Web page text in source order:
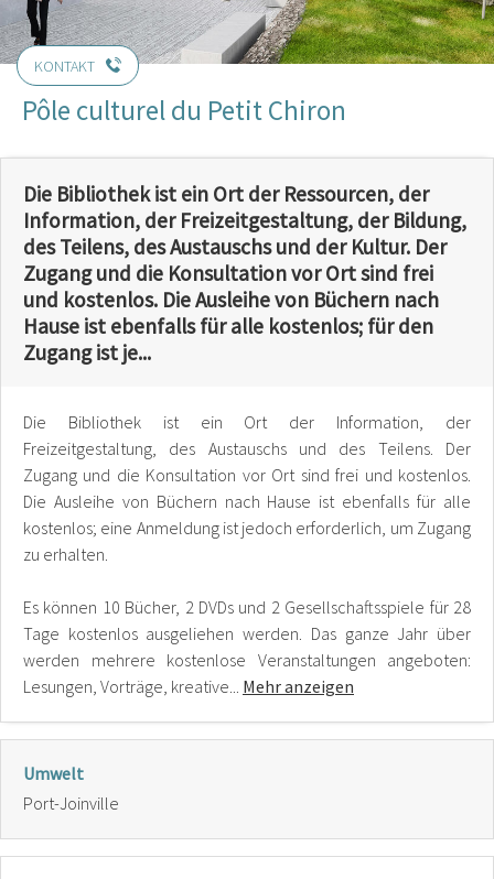
KONTAKT
Pôle culturel du Petit Chiron
Die Bibliothek ist ein Ort der Ressourcen, der
Information, der Freizeitgestaltung, der Bildung,
des Teilens, des Austauschs und der Kultur. Der
Zugang und die Konsultation vor Ort sind frei
und kostenlos. Die Ausleihe von Büchern nach
Hause ist ebenfalls für alle kostenlos; für den
Zugang ist je...
Die Bibliothek ist ein Ort der Information, der
Freizeitgestaltung, des Austauschs und des Teilens. Der
Zugang und die Konsultation vor Ort sind frei und kostenlos.
Die Ausleihe von Büchern nach Hause ist ebenfalls für alle
kostenlos; eine Anmeldung ist jedoch erforderlich, um Zugang
zu erhalten.
Es können 10 Bücher, 2 DVDs und 2 Gesellschaftsspiele für 28
Tage kostenlos ausgeliehen werden. Das ganze Jahr über
werden mehrere kostenlose Veranstaltungen angeboten:
Lesungen, Vorträge, kreative... Mehr anzeigen
Umwelt
Port-Joinville